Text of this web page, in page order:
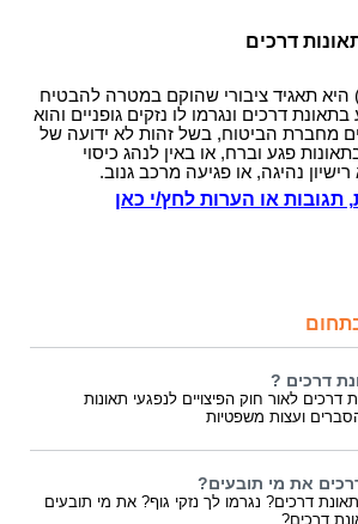
דרכים
היא תאגיד ציבורי שהוקם במטרה להבטיח
דרכים ונגרמו לו נזקים גופניים והוא
מחברת הביטוח, בשל זהות לא ידועה של
פגע וברח, או באין לנהג כיסוי
נהיגה, או פגיעה מרכב גנוב.
תגובות או הערות לחץ/י כאן
דרכים ?
דרכים לאור חוק הפיצויים לנפגעי תאונות
ועצות משפטיות
את מי תובעים?
דרכים? נגרמו לך נזקי גוף? את מי תובעים
דרכים?